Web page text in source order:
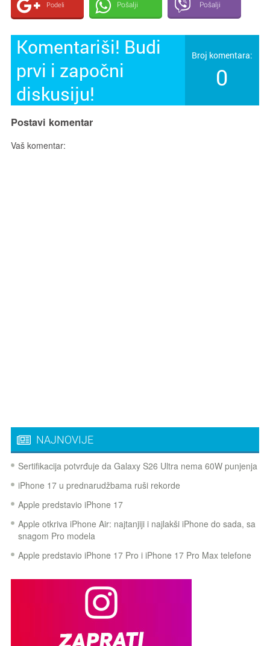
Podeli Pošalji Pošalji
Komentariši! Budi
prvi i započni
diskusiju!
Broj komentara:
0
Postavi komentar
Vaš komentar:
NAJNOVIJE
Sertifikacija potvrđuje da Galaxy S26 Ultra nema 60W punjenja
iPhone 17 u prednarudžbama ruši rekorde
Apple predstavio iPhone 17
Apple otkriva iPhone Air: najtanjiji i najlakši iPhone do sada, sa
snagom Pro modela
Apple predstavio iPhone 17 Pro i iPhone 17 Pro Max telefone